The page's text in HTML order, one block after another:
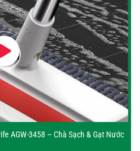
AGW-3458 – Chà Sạch & Gạt Nước